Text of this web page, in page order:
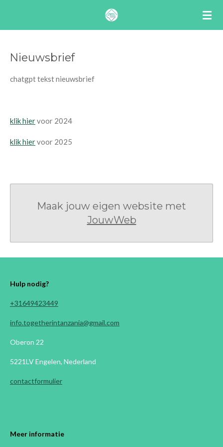
deNieuwsbrief
chatgpt tekst nieuwsbrief
klik hiervoor 2024
klik hiervoor 2025
Maak jouw eigen website met
JouwWeb
Hulp nodig?
+31649423449
info.togetherintanzania@gmail.com
Oberon 22
5221LV Engelen, Nederland
contactformulier
Meer informatie